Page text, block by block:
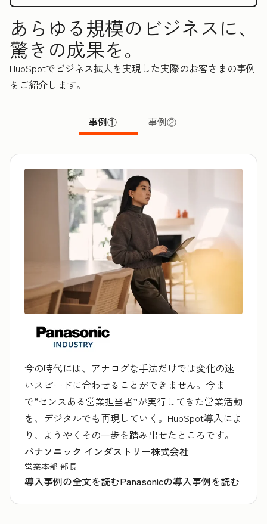
あらゆる規模のビジネスに、
驚きの成果を。
HubSpotでビジネス拡大を実現した実際のお客さまの事例
をご紹介します。
事例① 事例②
今の時代には、アナログな手法だけでは変化の速
いスピードに合わせることができません。今ま
で“センスある営業担当者”が実行してきた営業活動
を、デジタルでも再現していく。HubSpot導入によ
り、ようやくその一歩を踏み出せたところです。
パナソニック インダストリー株式会社
営業本部 部長
導入事例の全文を読むPanasonicの導入事例を読む